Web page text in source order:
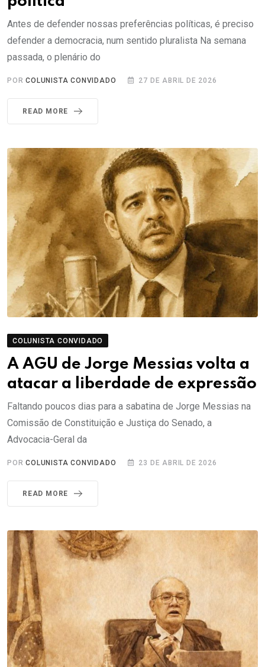
Antes de defender nossas preferências políticas, é preciso
defender a democracia, num sentido pluralista Na semana
passada, o plenário do
PORCOLUNISTA CONVIDADO 27 DE ABRIL DE 2026
READ MORE
COLUNISTA CONVIDADO
A AGU de Jorge Messias volta a
atacar a liberdade de expressão
Faltando poucos dias para a sabatina de Jorge Messias na
Comissão de Constituição e Justiça do Senado, a
Advocacia-Geral da
PORCOLUNISTA CONVIDADO 23 DE ABRIL DE 2026
READ MORE